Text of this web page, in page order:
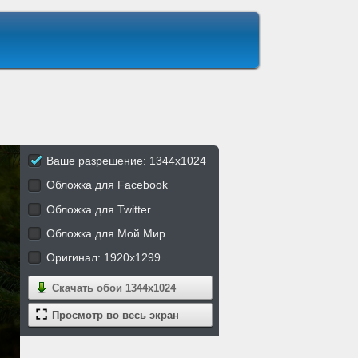
Ваше разрешение: 1344x1024
Обложка для Facebook
Обложка для Twitter
Обложка для Мой Мир
Оригинал: 1920x1299
Скачать обои 1344x1024
Просмотр во весь экран